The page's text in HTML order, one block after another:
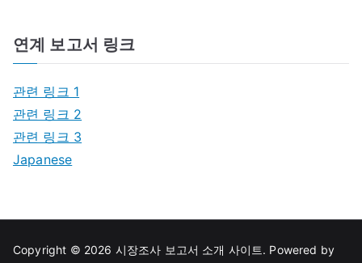
연계 보고서 링크
관련 링크 1
관련 링크 2
관련 링크 3
Japanese
Copyright © 2026 시장조사 보고서 소개 사이트. Powered by